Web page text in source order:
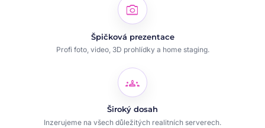
photo_camera
Špičková prezentace
Profi foto, video, 3D prohlídky a home staging.
groups
Široký dosah
Inzerujeme na všech důležitých realitních serverech.